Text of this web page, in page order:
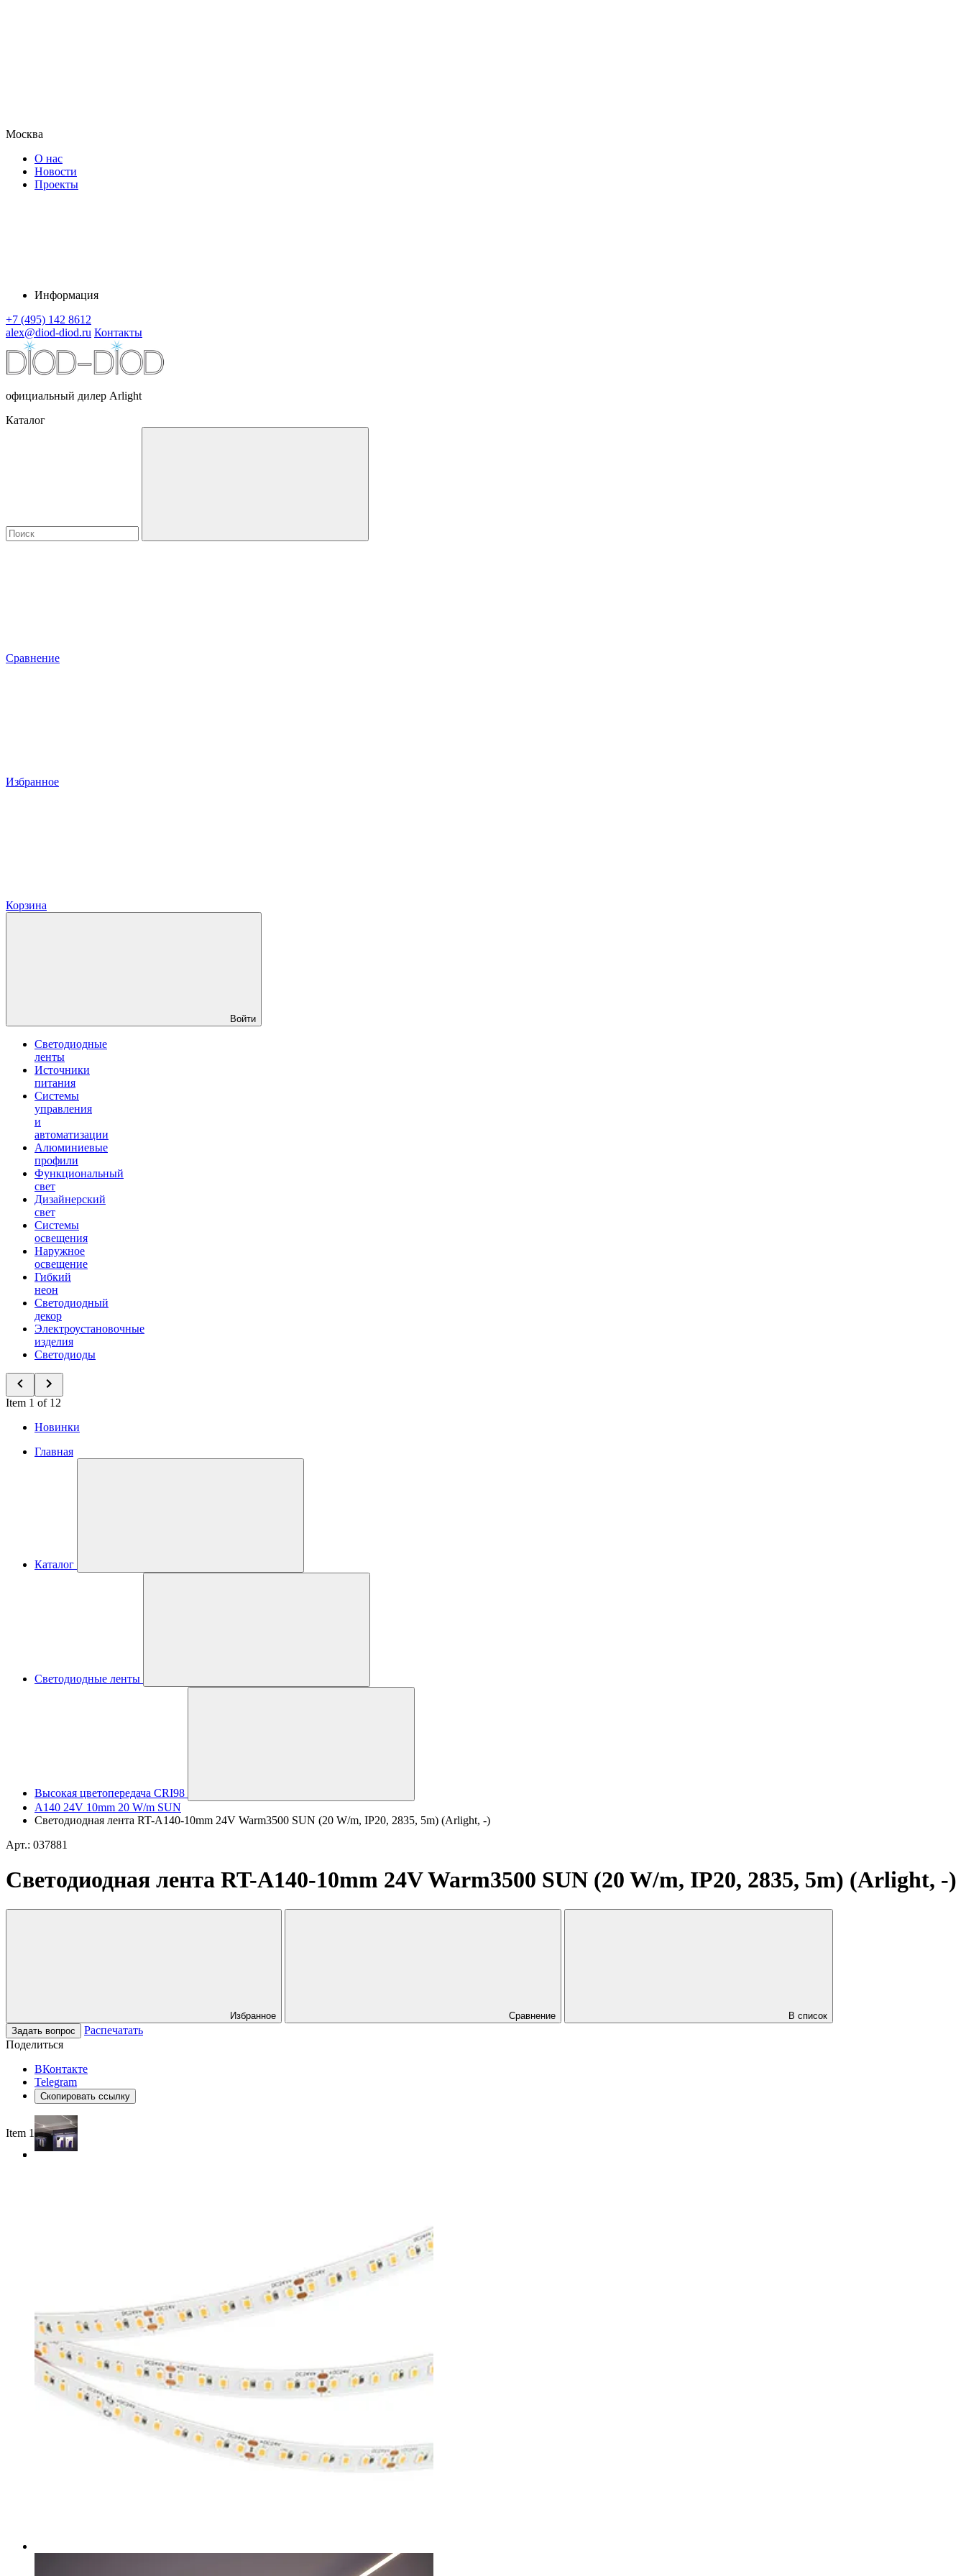
Москва
О нас
Новости
Проекты
Информация
+7 (495) 142 8612
alex@diod-diod.ru Контакты
официальный дилер Arlight
Каталог
Сравнение
Избранное
Корзина
Войти
Светодиодные
ленты
Источники
питания
Системы
управления
и
автоматизации
Алюминиевые
профили
Функциональный
свет
Дизайнерский
свет
Системы
освещения
Наружное
освещение
Гибкий
неон
Светодиодный
декор
Электроустановочные
изделия
Светодиоды
Item 1 of 12
Новинки
Главная
Каталог
Светодиодные ленты
Высокая цветопередача CRI98
A140 24V 10mm 20 W/m SUN
Светодиодная лента RT-A140-10mm 24V Warm3500 SUN (20 W/m, IP20, 2835, 5m) (Arlight, -)
Арт.: 037881
Светодиодная лента RT-A140-10mm 24V Warm3500 SUN (20 W/m, IP20, 2835, 5m) (Arlight, -)
Избранное Сравнение
В список
Задать вопрос
Распечатать
Поделиться
ВКонтакте
Telegram
Скопировать ссылку
Item 1 of 3